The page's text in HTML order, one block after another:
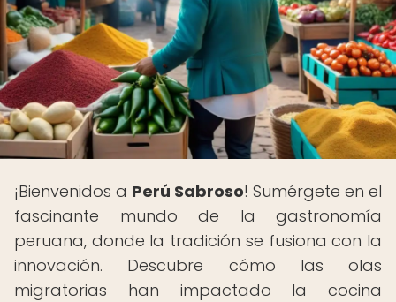
¡Bienvenidos a Perú Sabroso! Sumérgete en el
fascinante mundo de la gastronomía
peruana, donde la tradición se fusiona con la
innovación. Descubre cómo las olas
migratorias han impactado la cocina